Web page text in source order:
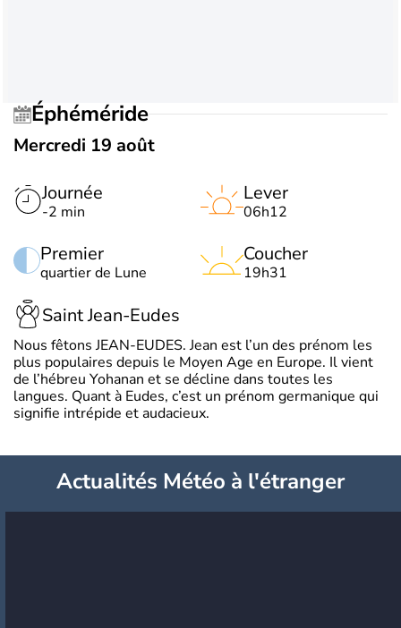
Éphéméride
Mercredi 19 août
Journée
-2 min
Premier
quartier de Lune
Lever
06h12
Coucher
19h31
Saint Jean-Eudes
Nous fêtons JEAN-EUDES. Jean est l’un des prénom les
plus populaires depuis le Moyen Age en Europe. Il vient
de l’hébreu Yohanan et se décline dans toutes les
langues. Quant à Eudes, c’est un prénom germanique qui
signifie intrépide et audacieux.
Actualités Météo à l'étranger